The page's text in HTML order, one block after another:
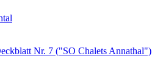
Nr. 7 ("SO Chalets Annathal")